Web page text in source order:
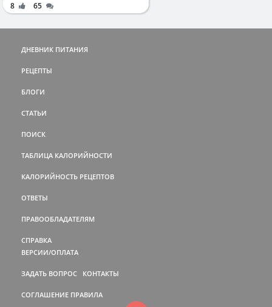
8 65
ДНЕВНИК ПИТАНИЯ
РЕЦЕПТЫ
БЛОГИ
СТАТЬИ
ПОИСК
ТАБЛИЦА КАЛОРИЙНОСТИ
КАЛОРИЙНОСТЬ РЕЦЕПТОВ
ОТВЕТЫ
ПРАВООБЛАДАТЕЛЯМ
СПРАВКА
ВЕРСИИ/ОПЛАТА
ЗАДАТЬ ВОПРОС КОНТАКТЫ
СОГЛАШЕНИЕ ПРАВИЛА